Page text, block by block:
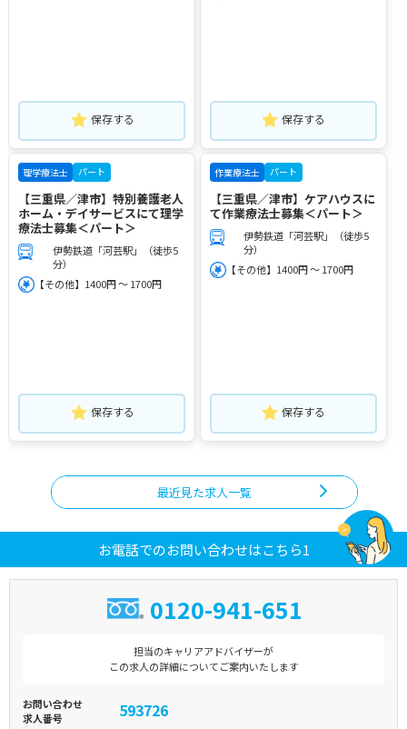
保存する 保存する
理学療法士 パート
【三重県／津市】特別養護老人
ホーム・デイサービスにて理学
療法士募集＜パート＞
伊勢鉄道「河芸駅」（徒歩5
分）
【その他】1400円 ～ 1700円
保存する
作業療法士 パート
【三重県／津市】ケアハウスに
て作業療法士募集＜パート＞
伊勢鉄道「河芸駅」（徒歩5
分）
【その他】1400円 ～ 1700円
保存する
最近見た求人一覧
お電話でのお問い合わせはこちら1
0120-941-651
担当のキャリアアドバイザーが
この求人の詳細についてご案内いたします
お問い合わせ
求人番号
593726